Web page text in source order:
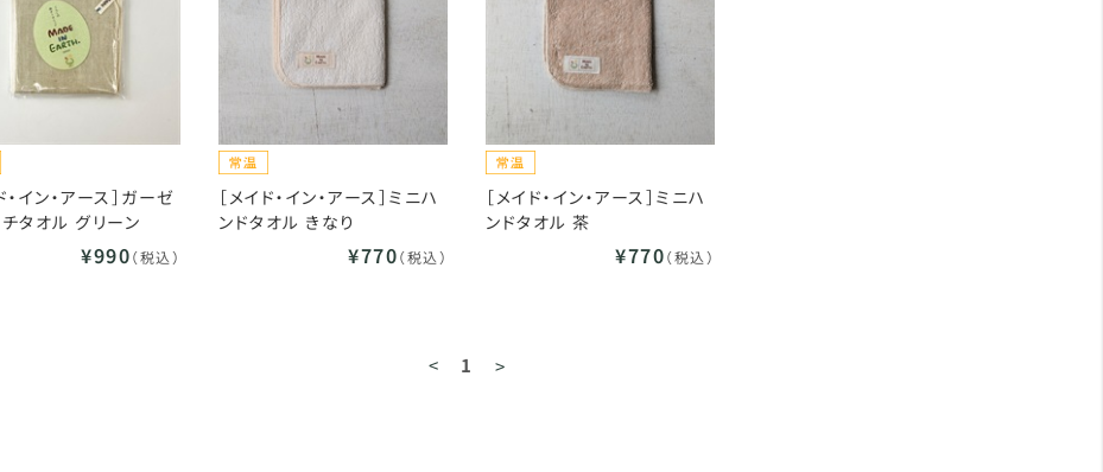
・イン・アース］ガーゼ
タオル グリーン
¥990（税込）
［メイド・イン・アース］ミニハ
ンドタオル きなり
¥770（税込）
［メイド・イン・アース］ミニハ
ンドタオル 茶
¥770（税込）
< 1 >